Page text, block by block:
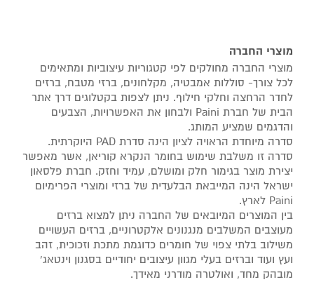
מוצרי החברה
מוצרי החברה מחולקים לפי קטגוריות עיצוביות ומתאימים
לכל צורך- סוללות אמבטיה, מקלחונים, ברזי מטבח, ברזים
לחדר הרחצה וחלקי חילוף. ניתן לצפות בקטלוגים דרך אתר
הבית של חברת Paini ולבחון את האפשרויות, הצבעים
והדגמים שמציע המותג.
סדרה מיוחדת הראויה לציון הינה סדרת PAD היוקרתית.
סדרה זו משלבת שימוש בחומר הנקרא קוריאן, אשר מאפשר
יצירת מוצר בגימור חלק ומושלם, עמיד וחזק. חברת פלסאון
ישראל הינה המייבאת הבלעדית של ברזי ומוצרי הפרימיום
Paini לארץ.
בין המוצרים המיובאים של החברה ניתן למצוא ברזים
מעוצבים המשלבים מנגנונים אלקטרוניים, ברזים העשויים
משילוב בלתי צפוי של חומרים כדוגמת מתכת וזכוכית, זהב
ועץ ועוד וברזים בעלי מגוון עיצובים יחודיים בסגנון וינטאג'
מובהק מחד, ואולטרה מודרני מאידך.